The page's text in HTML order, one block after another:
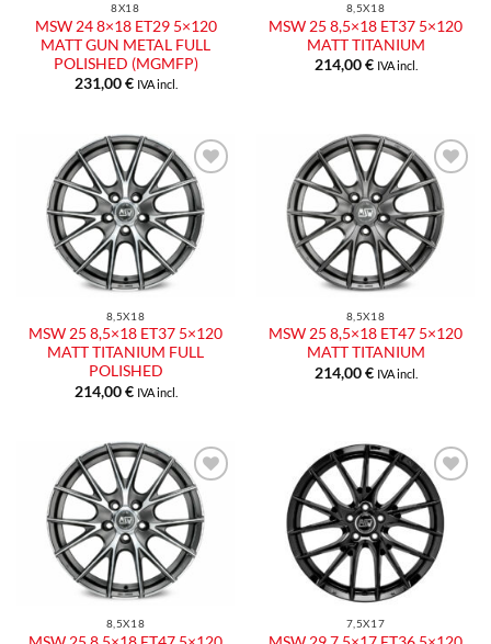
8X18
MSW 24 8×18 ET29 5×120
MATT GUN METAL FULL
POLISHED (MGMFP)
231,00€ IVA incl.
8,5X18
MSW 25 8,5×18 ET37 5×120
MATT TITANIUM
214,00€ IVA incl.
Aggiungi
alla lista
dei
desideri
8,5X18
MSW 25 8,5×18 ET37 5×120
MATT TITANIUM FULL
POLISHED
214,00€ IVA incl.
Aggiungi
alla lista
dei
desideri
8,5X18
MSW 25 8,5×18 ET47 5×120
MATT TITANIUM
214,00€ IVA incl.
Aggiungi
alla lista
dei
desideri
8,5X18
Aggiungi
alla lista
dei
desideri
7,5X17